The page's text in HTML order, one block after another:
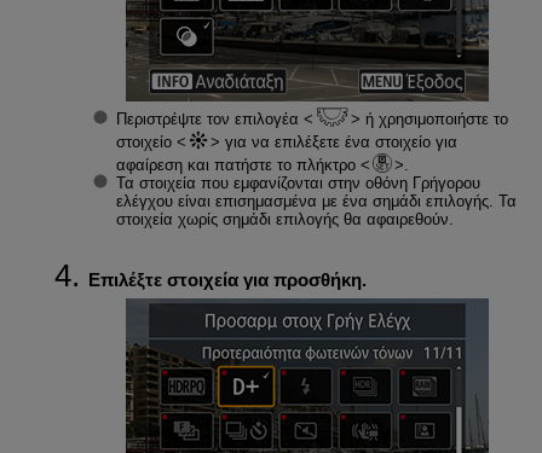
Περιστρέψτε τον επιλογέα
ή χρησιμοποιήστε το
στοιχείο
για να επιλέξετε ένα στοιχείο για
αφαίρεση και πατήστε το πλήκτρο
Τα στοιχεία που εμφανίζονται στην οθόνη Γρήγορου
ελέγχου είναι επισημασμένα με ένα σημάδι επιλογής. Τα
στοιχεία χωρίς σημάδι επιλογής θα αφαιρεθούν.
Επιλέξτε στοιχεία για προσθήκη.